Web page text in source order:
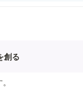
創る